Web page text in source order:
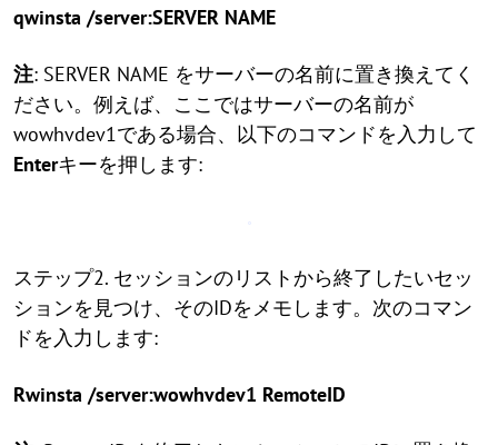
qwinsta /server:SERVER NAME
注: SERVER NAME をサーバーの名前に置き換えてく
ださい。例えば、ここではサーバーの名前が
wowhvdev1である場合、以下のコマンドを入力して
Enterキーを押します:
ステップ2. セッションのリストから終了したいセッ
ションを見つけ、そのIDをメモします。次のコマン
ドを入力します:
Rwinsta /server:wowhvdev1 RemoteID